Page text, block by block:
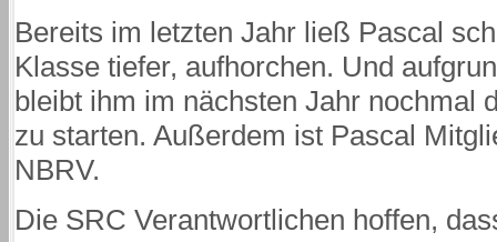
Bereits im letzten Jahr ließ Pascal
Klasse tiefer, aufhorchen. Und
bleibt ihm im nächsten Jahr nochmal
zu starten. Außerdem ist Pascal
NBRV.
Die SRC Verantwortlichen hoffen,